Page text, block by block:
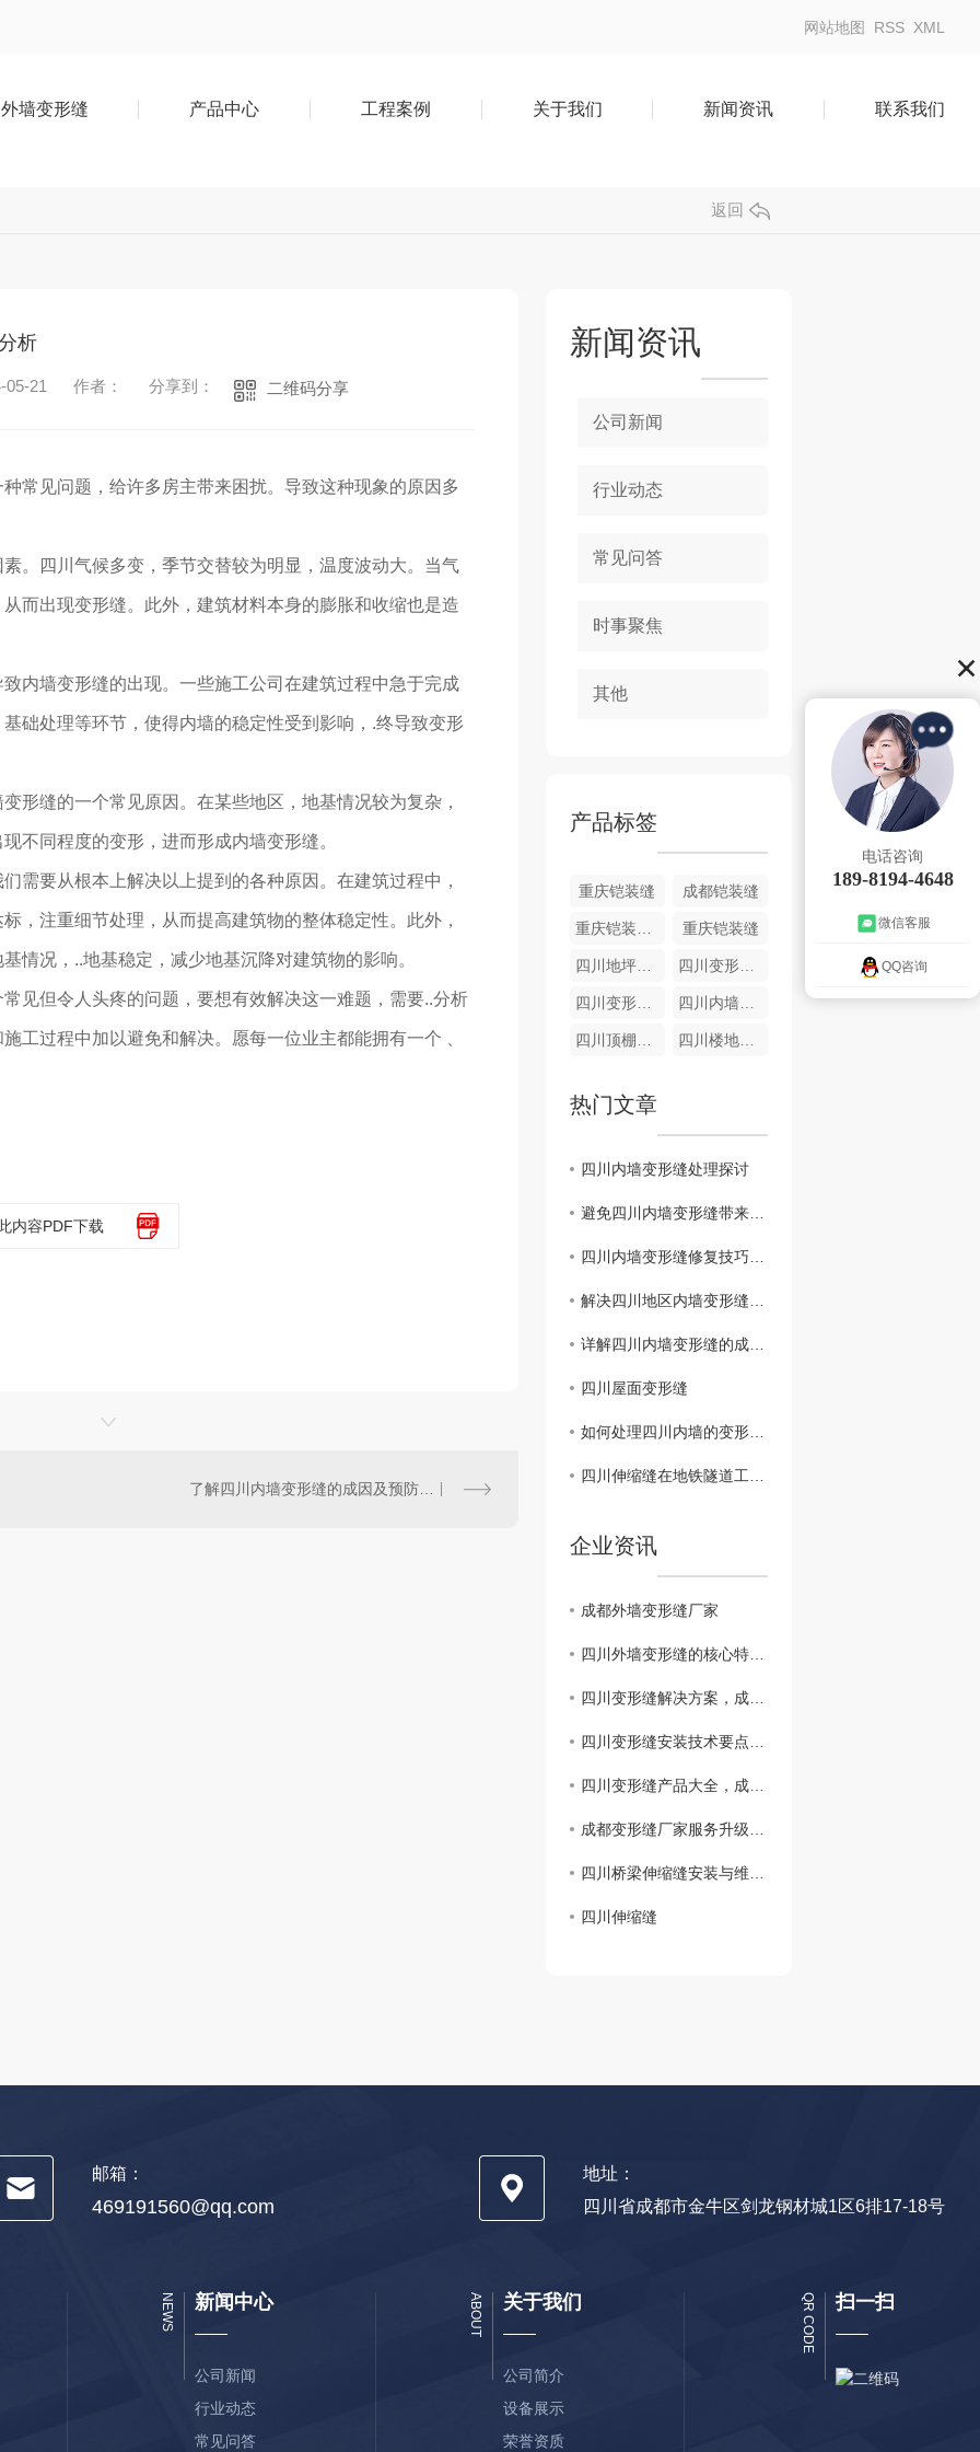
网站地图 RSS XML
外墙变形缝 产品中心 工程案例 关于我们 新闻资讯 联系我们
返回
析
05-21 作者： 分享到： 二维码分享
常见问题，给许多房主带来困扰。导致这种现象的原因多
。四川气候多变，季节交替较为明显，温度波动大。当气
而出现变形缝。此外，建筑材料本身的膨胀和收缩也是造
内墙变形缝的出现。一些施工公司在建筑过程中急于完成
础处理等环节，使得内墙的稳定性受到影响，.终导致变形
形缝的一个常见原因。在某些地区，地基情况较为复杂，
不同程度的变形，进而形成内墙变形缝。
需要从根本上解决以上提到的各种原因。在建筑过程中，
，注重细节处理，从而提高建筑物的整体稳定性。此外，
情况，..地基稳定，减少地基沉降对建筑物的影响。
见但令人头疼的问题，要想有效解决这一难题，需要..分析
工过程中加以避免和解决。愿每一位业主都能拥有一个 、
内容PDF下载
了解四川内墙变形缝的成因及预防措施
新闻资讯
公司新闻
行业动态
常见问答
时事聚焦
其他
产品标签
重庆铠装缝 成都铠装缝
重庆铠装缝厂家 重庆铠装缝
四川地坪铠装缝 四川变形缝材料销售
四川变形缝材料 四川内墙变形缝销售
四川顶棚变形缝厂家 四川楼地面盖板FTM
热门文章
四川内墙变形缝处理探讨
避免四川内墙变形缝带来的隐患，有效维护建筑结构
四川内墙变形缝修复技巧大揭秘
解决四川地区内墙变形缝，保障建筑稳定
详解四川内墙变形缝的成因与应对方法
四川屋面变形缝
如何处理四川内墙的变形缝问题
四川伸缩缝在地铁隧道工程中的应用与效果评估
企业资讯
成都外墙变形缝厂家
四川外墙变形缝的核心特点与工程价值 —— 成都市星辰花装饰工程
四川变形缝解决方案，成都专业变形缝施工团队上门服务
四川变形缝安装技术要点，成都变形缝..服务提供商
四川变形缝产品大全，成都变形缝价格透明更实惠
成都变形缝厂家服务升级：揭秘..交付背后的四大核心能力
四川桥梁伸缩缝安装与维护指南——四川厂家专业解析
四川伸缩缝
邮箱：
469191560@qq.com
地址：
四川省成都市金牛区剑龙钢材城1区6排17-18号
新闻中心
NEWS
公司新闻
行业动态
常见问答
关于我们
ABOUT
公司简介
设备展示
荣誉资质
扫一扫
QR CODE
电话咨询
189-8194-4648
微信客服
QQ咨询